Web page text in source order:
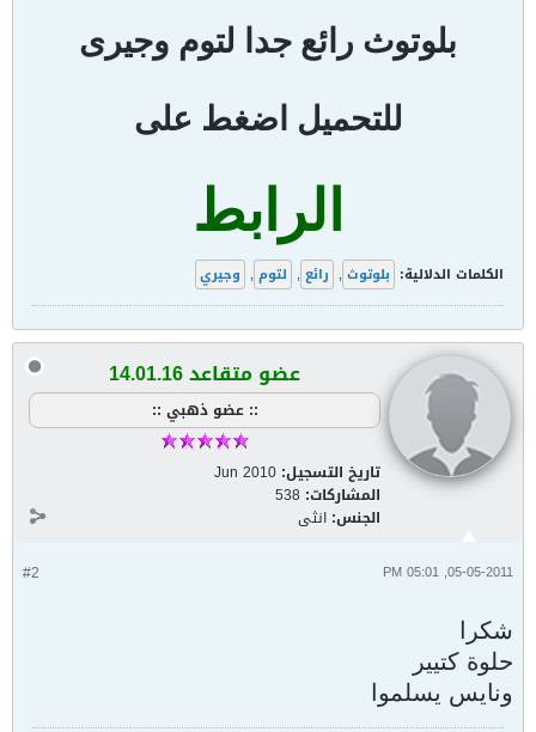
بلوتوث رائع جدا لتوم وجيرى
للتحميل اضغط على
الرابط
الكلمات الدلالية: بلوتوث , رائع , لتوم , وجيري
عضو متقاعد 14.01.16
:: عضو ذهبي ::
تاريخ التسجيل: Jun 2010
المشاركات: 538
الجنس: انثى
#2 05-05-2011, 05:01 PM
شكرا
حلوة كتيير
ونايس يسلموا